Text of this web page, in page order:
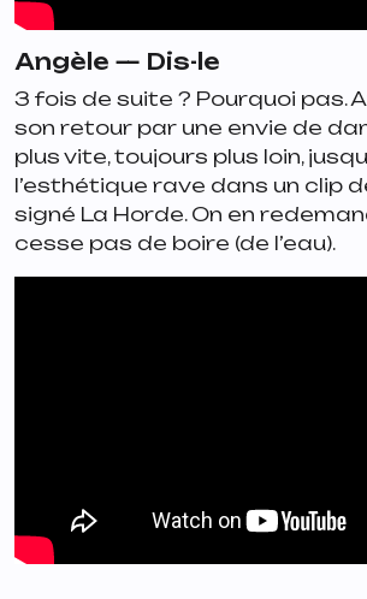
Angèle — Dis-le
3 fois de suite ? Pourquoi pas.
son retour par une envie de
plus vite, toujours plus loin,
l’esthétique rave dans un clip
signé La Horde. On en
cesse pas de boire (de l’eau).